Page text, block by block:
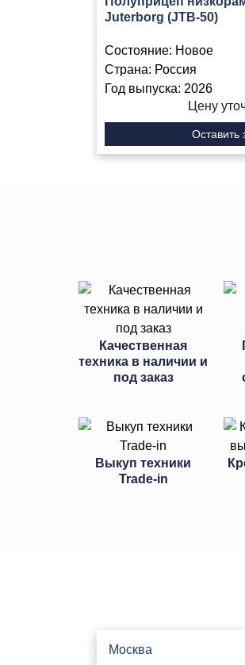
Juterborg (JTB-50)
Состояние: Новое
Страна: Россия
Год выпуска: 2026
Цену
Оставить
Качественная
техника в наличии и
под заказ
Выкуп техники
Trade-in
Москва